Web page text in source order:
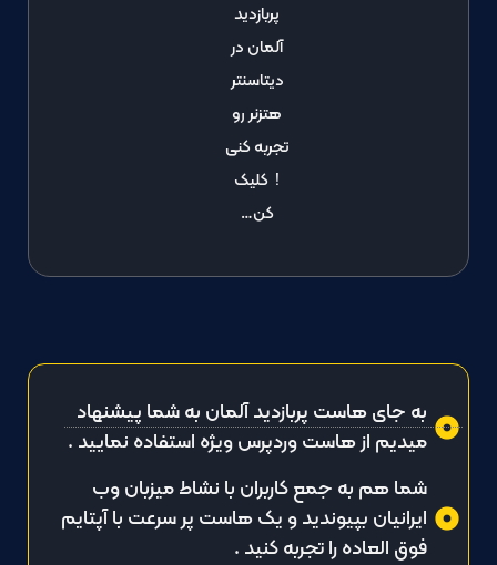
پربازدید
آلمان در
دیتاسنتر
هتزنر رو
تجربه کنی
! کلیک
کن…
به جای هاست پربازدید آلمان به شما پیشنهاد
میدیم از هاست وردپرس ویژه استفاده نمایید .
شما هم به جمع کاربران با نشاط میزبان وب
ایرانیان بپیوندید و یک هاست پر سرعت با آپتایم
فوق العاده را تجربه کنید .